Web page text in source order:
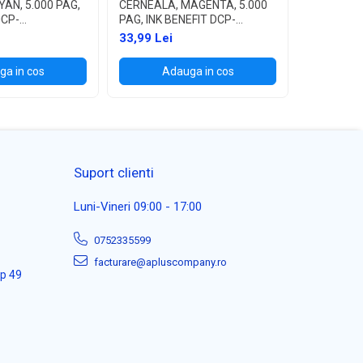
5.000 PAG,
in cos
CERNEALA, MAGENTA, 5.000
PAG, INK BENEFIT DCP-
T300/T500W/T700W
33,99 Lei
Adauga in cos
49
Suport clienti
Luni-Vineri 09:00 - 17:00
0752335599
facturare@apluscompany.ro